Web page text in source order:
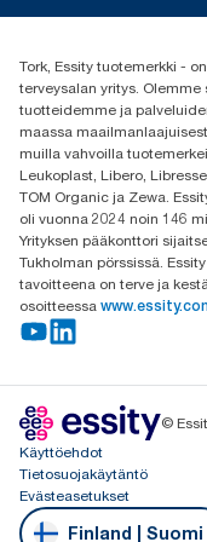
(+358) 9 5068
Oy Essity Finland
Revontulenkuja 1
02100 Espoo
Tork, Essity tuotemerkki -
terveysalan yritys.
tuotteidemme ja
maassa
muilla vahvoilla
Leukoplast, Libero,
TOM Organic ja Zewa.
oli vuonna 2024 noin 146
Yrityksen pääkonttori
Tukholman pörssissä.
tavoitteena on terve ja
osoitteessa
©
Käyttöehdot
Tietosuojakäytäntö
Evästeasetukset
Finland | Suomi